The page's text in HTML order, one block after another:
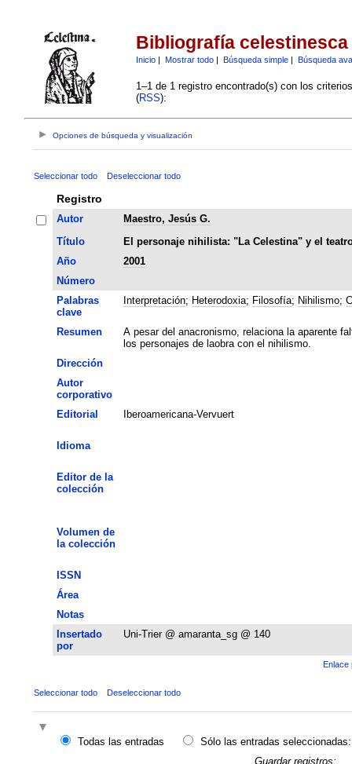
Bibliografía celestinesca
Inicio| Mostrar todo| Búsqueda simple| Búsqueda
1–1 de 1 registro encontrado(s) con los
(RSS):
Opciones de búsqueda y visualización
Seleccionar todo Deseleccionar todo
Registro
Autor
Maestro, Jesús G.
Título
El personaje nihilista: "La Celestina" y el
Año
2001
Número
Palabras
clave
Interpretación; Heterodoxia; Filosofía; Nihilismo;
Resumen
A pesar del anacronismo, relaciona la aparente
los personajes de laobra con el nihilismo.
Dirección
Autor
corporativo
Editorial
Iberoamericana-Vervuert
Idioma
Editor de la
colección
Volumen de
la colección
ISSN
Área
Notas
Insertado
por
Uni-Trier @ amaranta_sg @ 140
Enlace
Seleccionar todo Deseleccionar todo
Todas las entradas
Sólo las entradas seleccionadas:
Guardar registros: